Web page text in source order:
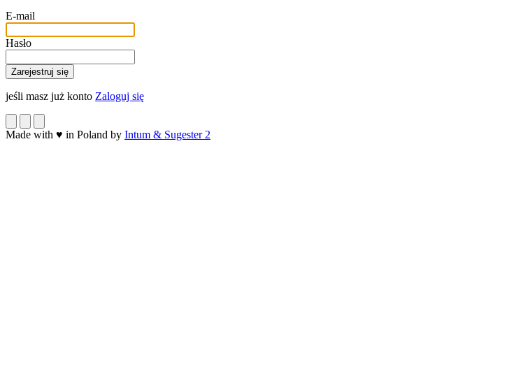
E-mail
Hasło
jeśli masz już konto Zaloguj się
Made with ♥ in Poland by Intum & Sugester 2